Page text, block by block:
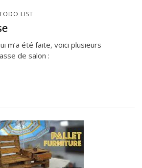
LIST
m’a été faite, voici plusieurs
de salon :